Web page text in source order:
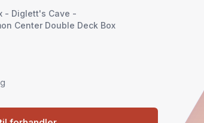
- Diglett's Cave -
Center Double Deck Box